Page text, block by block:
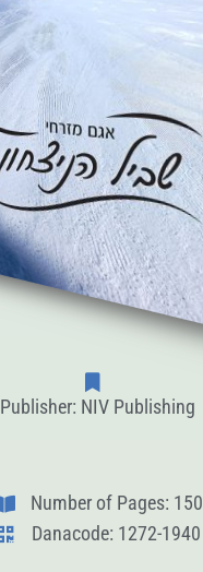
Publisher: NIV Publishing
Number of Pages: 150
Danacode: 1272-1940